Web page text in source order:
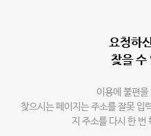
요청하
찾을 수
이용에 불편을
찾으시는 페이지는 주소를 잘못 입
지 주소를 다시 한 번